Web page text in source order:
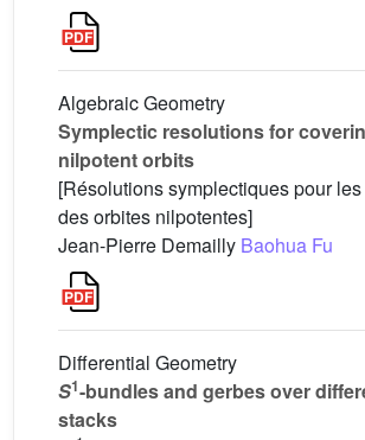
Algebraic Geometry
Symplectic resolutions for
nilpotent orbits
[Résolutions symplectiques pour
des orbites nilpotentes]
Jean-Pierre Demailly Baohua Fu
Differential Geometry
S1-bundles and gerbes over
stacks